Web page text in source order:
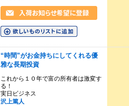
“時間”がお金持ちにしてくれる優
雅な長期投資
これから１０年で富の所有者は激変す
る！
実日ビジネス
沢上篤人